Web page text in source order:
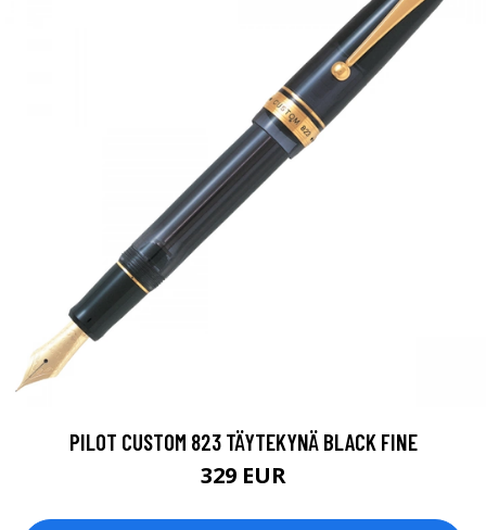
PILOT CUSTOM 823 TÄYTEKYNÄ BLACK FINE
329 EUR